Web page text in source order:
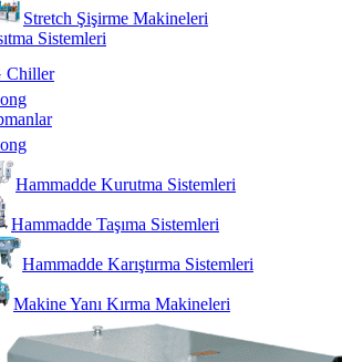
Stretch Şişirme Makineleri
Sistemleri
Chiller
Hammadde Kurutma Sistemleri
Hammadde Taşıma Sistemleri
Hammadde Karıştırma Sistemleri
Makine Yanı Kırma Makineleri